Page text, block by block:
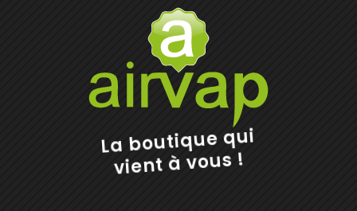
La boutique qui
vient à vous !